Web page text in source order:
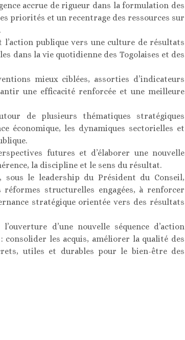
accrue de rigueur dans la formulation des
priorités et un recentrage des ressources sur
publique vers une culture de résultats
dans la vie quotidienne des Togolaises et des
mieux ciblées, assorties d’indicateurs
une efficacité renforcée et une meilleure
de plusieurs thématiques stratégiques
économique, les dynamiques sectorielles et
futures et d’élaborer une nouvelle
la discipline et le sens du résultat.
le leadership du Président du Conseil,
structurelles engagées, à renforcer
stratégique orientée vers des résultats
d’une nouvelle séquence d’action
les acquis, améliorer la qualité des
utiles et durables pour le bien-être des